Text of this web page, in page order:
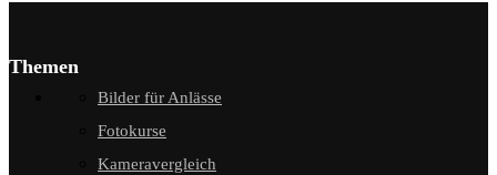
Themen
Bilder für Anlässe
Fotokurse
Kameravergleich